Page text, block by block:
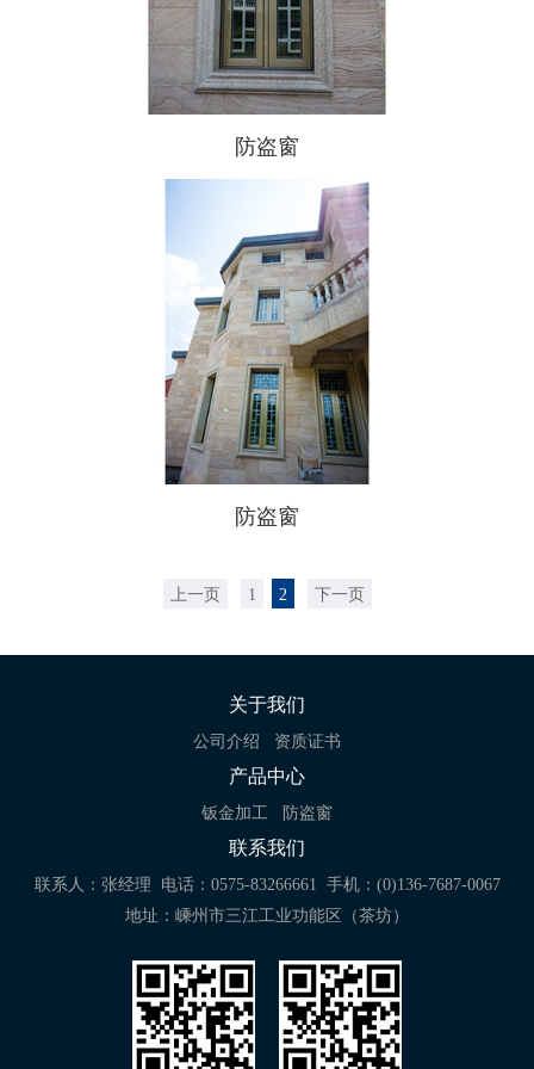
防盗窗
防盗窗
上一页 1 2 下一页
关于我们
公司介绍 资质证书
产品中心
钣金加工 防盗窗
联系我们
联系人：张经理 电话：0575-83266661 手机：(0)136-7687-0067
地址：嵊州市三江工业功能区（茶坊）